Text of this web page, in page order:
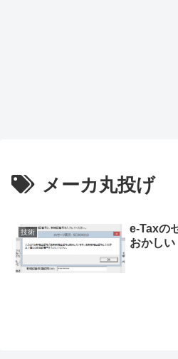
メーカ丸投げ
技術
e-Taxの
おかしい